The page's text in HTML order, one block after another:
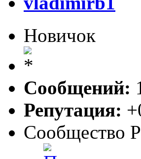
Новичок
Сообщений:
Репутация:
Сообщество